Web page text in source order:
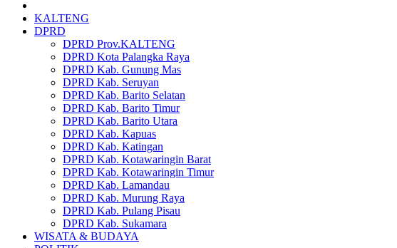
KALTENG
DPRD
DPRD Prov.KALTENG
DPRD Kota Palangka Raya
DPRD Kab. Gunung Mas
DPRD Kab. Seruyan
DPRD Kab. Barito Selatan
DPRD Kab. Barito Timur
DPRD Kab. Barito Utara
DPRD Kab. Kapuas
DPRD Kab. Katingan
DPRD Kab. Kotawaringin Barat
DPRD Kab. Kotawaringin Timur
DPRD Kab. Lamandau
DPRD Kab. Murung Raya
DPRD Kab. Pulang Pisau
DPRD Kab. Sukamara
WISATA & BUDAYA